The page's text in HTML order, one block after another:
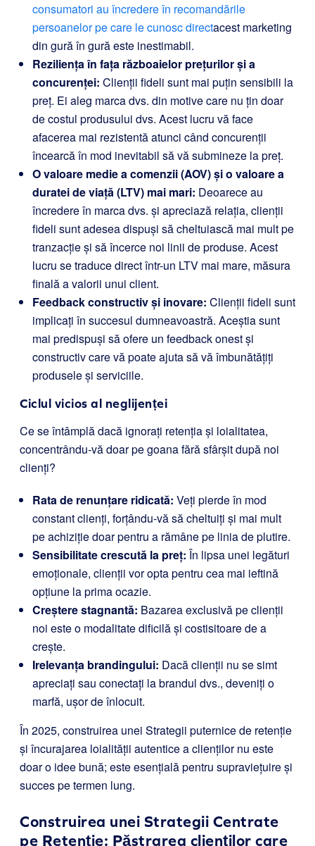
consumatori au încredere în recomandările
persoanelor pe care le cunosc directacest marketing
din gură în gură este inestimabil.
Reziliența în fața războaielor prețurilor și a
concurenței: Clienții fideli sunt mai puțin sensibili la
preț. Ei aleg marca dvs. din motive care nu țin doar
de costul produsului dvs. Acest lucru vă face
afacerea mai rezistentă atunci când concurenții
încearcă în mod inevitabil să vă submineze la preț.
O valoare medie a comenzii (AOV) și o valoare a
duratei de viață (LTV) mai mari: Deoarece au
încredere în marca dvs. și apreciază relația, clienții
fideli sunt adesea dispuși să cheltuiască mai mult pe
tranzacție și să încerce noi linii de produse. Acest
lucru se traduce direct într-un LTV mai mare, măsura
finală a valorii unui client.
Feedback constructiv și inovare: Clienții fideli sunt
implicați în succesul dumneavoastră. Aceștia sunt
mai predispuși să ofere un feedback onest și
constructiv care vă poate ajuta să vă îmbunătățiți
produsele și serviciile.
Ciclul vicios al neglijenței
Ce se întâmplă dacă ignorați retenția și loialitatea,
concentrându-vă doar pe goana fără sfârșit după noi
clienți?
Rata de renunțare ridicată: Veți pierde în mod
constant clienți, forțându-vă să cheltuiți și mai mult
pe achiziție doar pentru a rămâne pe linia de plutire.
Sensibilitate crescută la preț: În lipsa unei legături
emoționale, clienții vor opta pentru cea mai ieftină
opțiune la prima ocazie.
Creștere stagnantă: Bazarea exclusivă pe clienții
noi este o modalitate dificilă și costisitoare de a
crește.
Irelevanța brandingului: Dacă clienții nu se simt
apreciați sau conectați la brandul dvs., deveniți o
marfă, ușor de înlocuit.
În 2025, construirea unei Strategii puternice de retenție
și încurajarea loialității autentice a clienților nu este
doar o idee bună; este esențială pentru supraviețuire și
succes pe termen lung.
Construirea unei Strategii Centrate
pe Retenție: Păstrarea clienților care